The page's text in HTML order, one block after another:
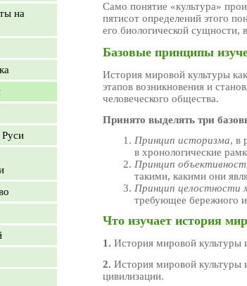
на
Руси
Само понятие «культура»
пятисот определений этого
его биологической сущности,
Базовые принципы
История мировой культуры
этапов возникновения и
человеческого общества.
Принято выделять три
Принцип историзма, в
в хронологические
Принцип
такими, какими они
Принцип целостности
требующее бережного
Что изучает история
1. История мировой культуры
2. История мировой культуры
цивилизации.